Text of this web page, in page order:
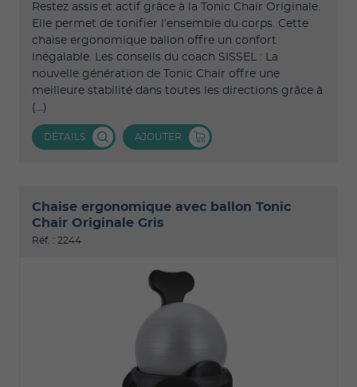
Restez assis et actif grâce à la Tonic Chair Originale.
Elle permet de tonifier l’ensemble du corps. Cette
chaise ergonomique ballon offre un confort
inégalable. Les conseils du coach SISSEL : La
nouvelle génération de Tonic Chair offre une
meilleure stabilité dans toutes les directions grâce à
(...)
DÉTAILS AJOUTER
Chaise ergonomique avec ballon Tonic
Chair Originale Gris
Réf. : 2244